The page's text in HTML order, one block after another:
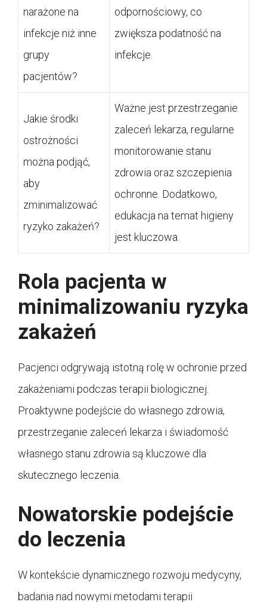
narażone na
infekcje niż inne
grupy
pacjentów?
odpornościowy, co
zwiększa podatność na
infekcje.
Jakie środki
ostrożności
można podjąć,
aby
zminimalizować
ryzyko zakażeń?
Ważne jest przestrzeganie
zaleceń lekarza, regularne
monitorowanie stanu
zdrowia oraz szczepienia
ochronne. Dodatkowo,
edukacja na temat higieny
jest kluczowa.
Rola pacjenta w
minimalizowaniu ryzyka
zakażeń
Pacjenci odgrywają istotną rolę w ochronie przed
zakażeniami podczas terapii biologicznej.
Proaktywne podejście do własnego zdrowia,
przestrzeganie zaleceń lekarza i świadomość
własnego stanu zdrowia są kluczowe dla
skutecznego leczenia.
Nowatorskie podejście
do leczenia
W kontekście dynamicznego rozwoju medycyny,
badania nad nowymi metodami terapii